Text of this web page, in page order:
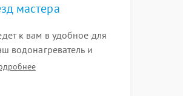
мастера
к вам в удобное для
водонагреватель и
диагностики.